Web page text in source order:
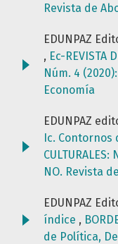
Revista de
EDUNPAZ
, Ec-REVISTA
Núm. 4
Economía
EDUNPAZ
Ic. Contornos
NO. Revista
EDUNPAZ
índice ,
de Política,